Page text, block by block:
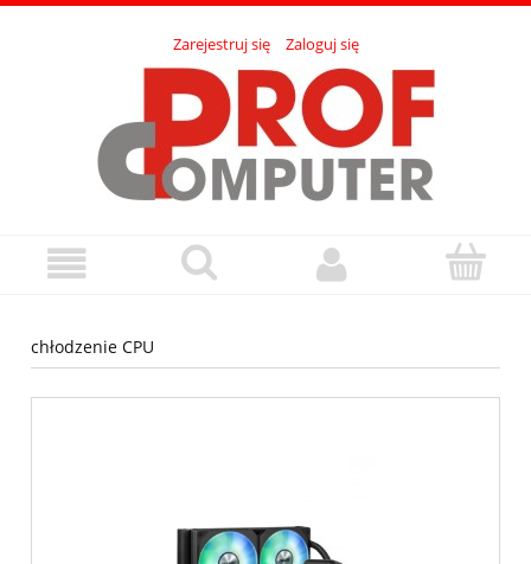
Zarejestruj się Zaloguj się
chłodzenie CPU